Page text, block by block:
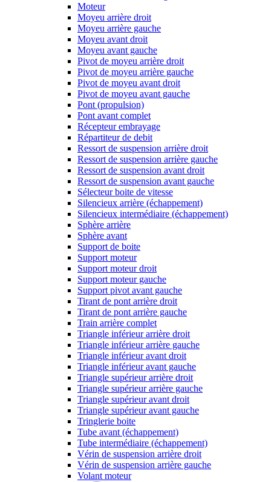
Moteur
Moyeu arrière droit
Moyeu arrière gauche
Moyeu avant droit
Moyeu avant gauche
Pivot de moyeu arrière droit
Pivot de moyeu arrière gauche
Pivot de moyeu avant droit
Pivot de moyeu avant gauche
Pont (propulsion)
Pont avant complet
Récepteur embrayage
Répartiteur de debit
Ressort de suspension arrière droit
Ressort de suspension arrière gauche
Ressort de suspension avant droit
Ressort de suspension avant gauche
Sélecteur boite de vitesse
Silencieux arrière (échappement)
Silencieux intermédiaire (échappement)
Sphère arrière
Sphère avant
Support de boite
Support moteur
Support moteur droit
Support moteur gauche
Support pivot avant gauche
Tirant de pont arrière droit
Tirant de pont arrière gauche
Train arrière complet
Triangle inférieur arrière droit
Triangle inférieur arrière gauche
Triangle inférieur avant droit
Triangle inférieur avant gauche
Triangle supérieur arrière droit
Triangle supérieur arrière gauche
Triangle supérieur avant droit
Triangle supérieur avant gauche
Tringlerie boite
Tube avant (échappement)
Tube intermédiaire (échappement)
Vérin de suspension arrière droit
Vérin de suspension arrière gauche
Volant moteur